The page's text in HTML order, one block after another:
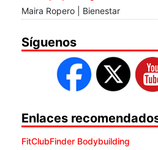
Maira Ropero | Bienestar
Síguenos
Enlaces
FitClubFinder Bodybuilding